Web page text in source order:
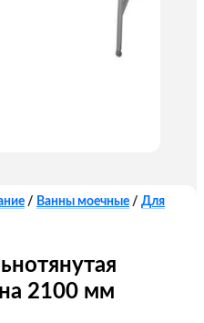
/ Ванны моечные / Для
2100 мм